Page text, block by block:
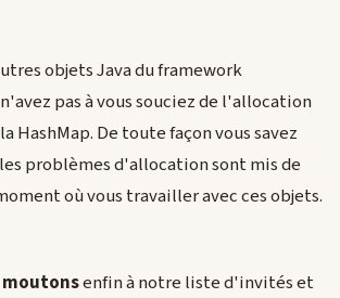
objets Java du framework
pas à vous souciez de l'allocation
HashMap. De toute façon vous savez
problèmes d'allocation sont mis de
où vous travailler avec ces objets.
moutonsenfin à notre liste d'invités et